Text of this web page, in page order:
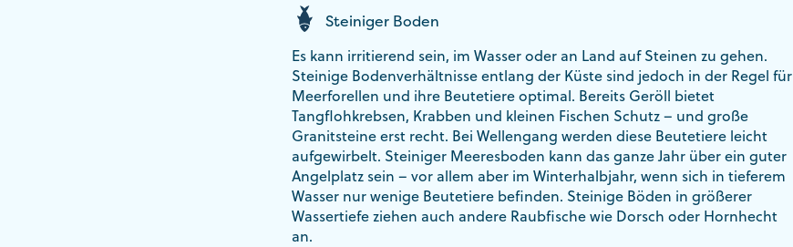
Steiniger Boden
Es kann irritierend sein, im Wasser oder an Land auf Steinen zu gehen.
Steinige Bodenverhältnisse entlang der Küste sind jedoch in der Regel für
Meerforellen und ihre Beutetiere optimal. Bereits Geröll bietet
Tangflohkrebsen, Krabben und kleinen Fischen Schutz – und große
Granitsteine erst recht. Bei Wellengang werden diese Beutetiere leicht
aufgewirbelt. Steiniger Meeresboden kann das ganze Jahr über ein guter
Angelplatz sein – vor allem aber im Winterhalbjahr, wenn sich in tieferem
Wasser nur wenige Beutetiere befinden. Steinige Böden in größerer
Wassertiefe ziehen auch andere Raubfische wie Dorsch oder Hornhecht
an.